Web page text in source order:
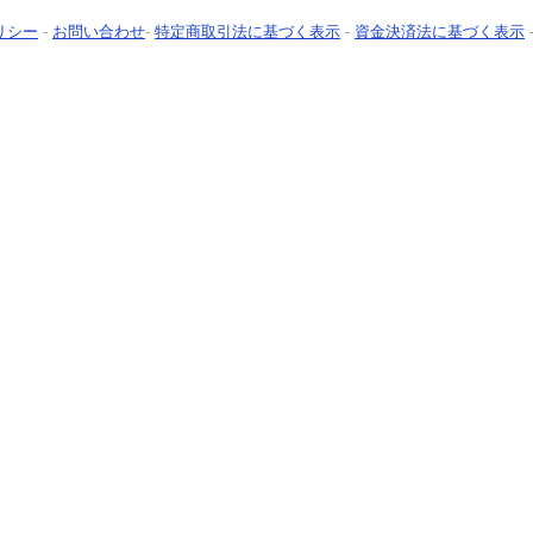
シー - お問い合わせ- 特定商取引法に基づく表示 - 資金決済法に基づく表示 -